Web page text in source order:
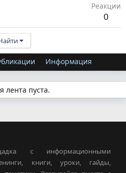
Реакции
0
Информация
лента пуста.
с информационными
книги, уроки, гайды,